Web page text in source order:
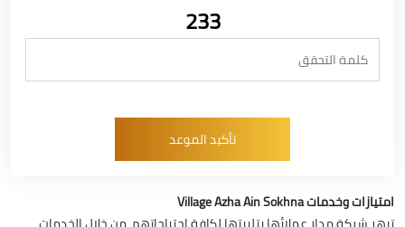
233
امتيازات وخدمات Village Azha Ain Sokhna